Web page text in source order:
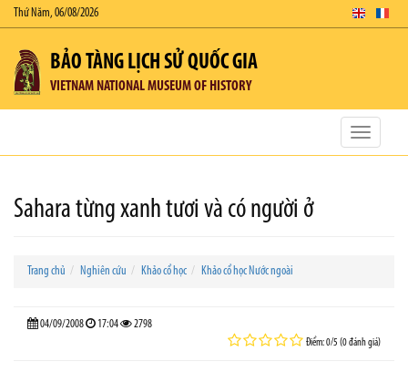
Thứ Năm, 06/08/2026
BẢO TÀNG LỊCH SỬ QUỐC GIA
VIETNAM NATIONAL MUSEUM OF HISTORY
Toggle
Sahara từng xanh tươi và có người ở
Trang chủ Nghiên cứu Khảo cổ học Khảo cổ học Nước ngoài
04/09/2008 17:04 2798
Điểm: 0/5 (0 đánh giá)